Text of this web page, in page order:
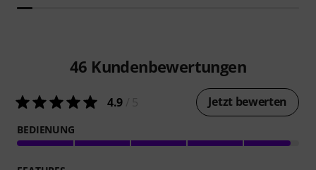
46 Kundenbewertungen
4.9 Jetzt bewerten
BEDIENUNG